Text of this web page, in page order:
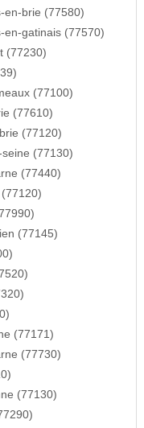
en-brie (77580)
en-gatinais (77570)
(77230)
(77100)
(77610)
(77120)
(77130)
(77440)
(77145)
(77171)
(77730)
(77130)